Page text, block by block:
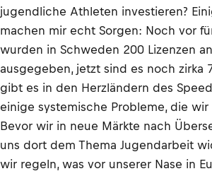
jugendliche Athleten investieren?
machen mir echt Sorgen: Noch vor
wurden in Schweden 200 Lizenzen
ausgegeben, jetzt sind es noch zirka
gibt es in den Herzländern des
einige systemische Probleme, die wir
Bevor wir in neue Märkte nach
uns dort dem Thema Jugendarbeit
wir regeln, was vor unserer Nase in